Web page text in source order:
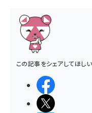
この記事をシェアしてほしい